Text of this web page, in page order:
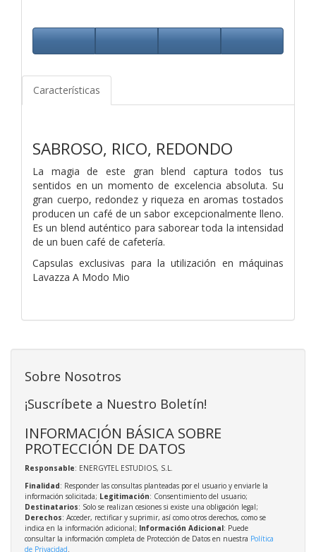
Características
SABROSO, RICO, REDONDO
La magia de este gran blend captura todos tus
sentidos en un momento de excelencia absoluta. Su
gran cuerpo, redondez y riqueza en aromas tostados
producen un café de un sabor excepcionalmente lleno.
Es un blend auténtico para saborear toda la intensidad
de un buen café de cafetería.
Capsulas exclusivas para la utilización en máquinas
Lavazza A Modo Mio
Sobre Nosotros
¡Suscríbete a Nuestro Boletín!
INFORMACIÓN BÁSICA SOBRE
PROTECCIÓN DE DATOS
Responsable: ENERGYTEL ESTUDIOS, S.L.
Finalidad: Responder las consultas planteadas por el usuario y enviarle la
información solicitada; Legitimación: Consentimiento del usuario;
Destinatarios: Solo se realizan cesiones si existe una obligación legal;
Derechos: Acceder, rectificar y suprimir, así como otros derechos, como se
indica en la información adicional; Información Adicional: Puede
consultar la información completa de Protección de Datos en nuestra Política
de Privacidad